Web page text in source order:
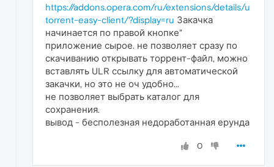
https://addons.opera.com/ru/extensions/details/u
torrent-easy-client/?display=ru Закачка
начинается по правой кнопке"
приложение сырое. не позволяет сразу по
скачиванию открывать торрент-файл, можно
вставлять ULR ссылку для автоматической
закачки, но это не оч удобно...
не позволяет выбрать каталог для
сохранения.
вывод - бесполезная недоработанная ерунда
0